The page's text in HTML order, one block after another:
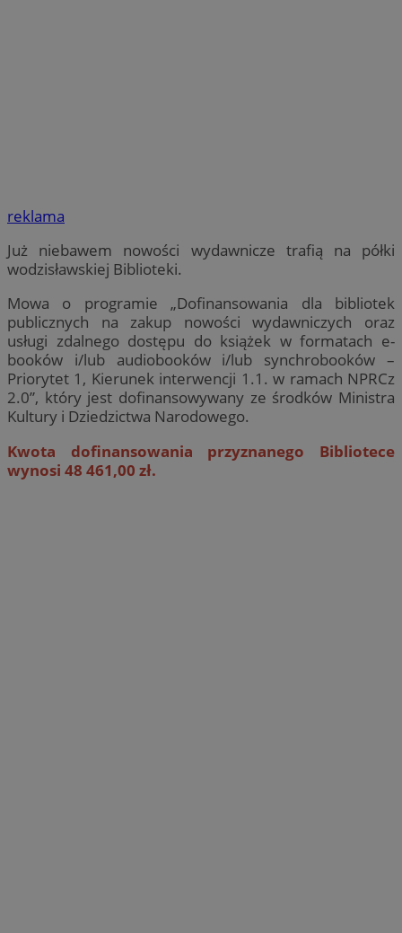
reklama
Już niebawem nowości wydawnicze trafią na półki
wodzisławskiej Biblioteki.
Mowa o programie „Dofinansowania dla bibliotek
publicznych na zakup nowości wydawniczych oraz
usługi zdalnego dostępu do książek w formatach e-
booków i/lub audiobooków i/lub synchrobooków –
Priorytet 1, Kierunek interwencji 1.1. w ramach NPRCz
2.0”, który jest dofinansowywany ze środków Ministra
Kultury i Dziedzictwa Narodowego.
Kwota dofinansowania przyznanego Bibliotece
wynosi 48 461,00 zł.